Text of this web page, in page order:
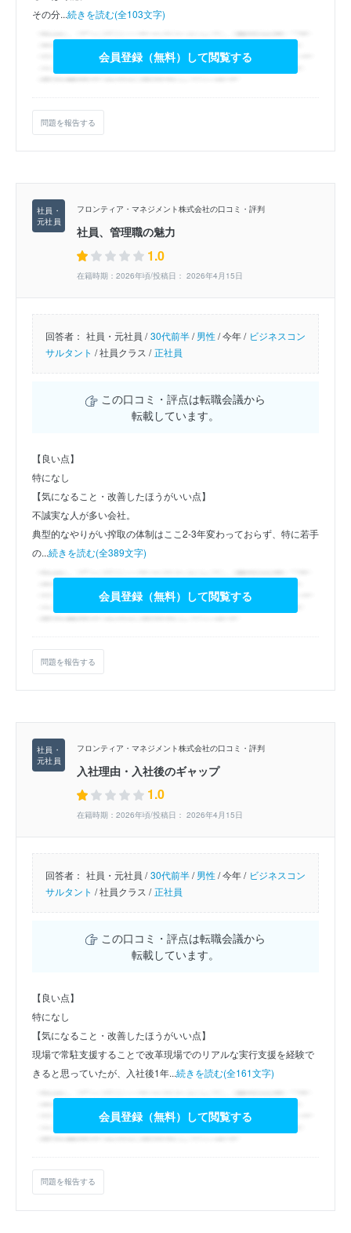
その分...続きを読む(全103文字)
会員登録（無料）して閲覧する
問題を報告する
フロンティア・マネジメント株式会社の口コミ・評判
社員、管理職の魅力
1.0
在籍時期：2026年頃/投稿日： 2026年4月15日
回答者： 社員・元社員 / 30代前半/男性/今年 / ビジネスコン
サルタント /社員クラス / 正社員
この口コミ・評点は転職会議から
転載しています。
【良い点】
特になし
【気になること・改善したほうがいい点】
不誠実な人が多い会社。
典型的なやりがい搾取の体制はここ2-3年変わっておらず、特に若手
の...続きを読む(全389文字)
会員登録（無料）して閲覧する
問題を報告する
フロンティア・マネジメント株式会社の口コミ・評判
入社理由・入社後のギャップ
1.0
在籍時期：2026年頃/投稿日： 2026年4月15日
回答者： 社員・元社員 / 30代前半/男性/今年 / ビジネスコン
サルタント /社員クラス / 正社員
この口コミ・評点は転職会議から
転載しています。
【良い点】
特になし
【気になること・改善したほうがいい点】
現場で常駐支援することで改革現場でのリアルな実行支援を経験で
きると思っていたが、入社後1年...続きを読む(全161文字)
会員登録（無料）して閲覧する
問題を報告する